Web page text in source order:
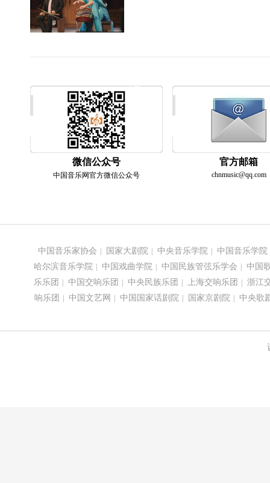
微信公众号
中国音乐网官方微信公众号
官方邮箱
chnmusic@qq.com
中国音乐家协会 | 国家大剧院 | 中央音乐学院 |
中国音乐学院
哈尔滨音乐学院 | 中国戏曲学院 | 中国民族管弦乐学会 |
中国
乐乐团
| 中国交响乐团 | 中央民族乐团 | 上海交响乐团 | 浙江
响乐团
| 中国文艺网 | 中国国家话剧院 | 国家京剧院 | 中央歌